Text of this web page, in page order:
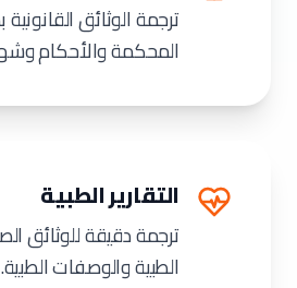
ترجمة الوثائق
المحكمة والأحكام
التقارير الطبية
ترجمة دقيقة للوثائق
الطبية والوصفات الطبية.